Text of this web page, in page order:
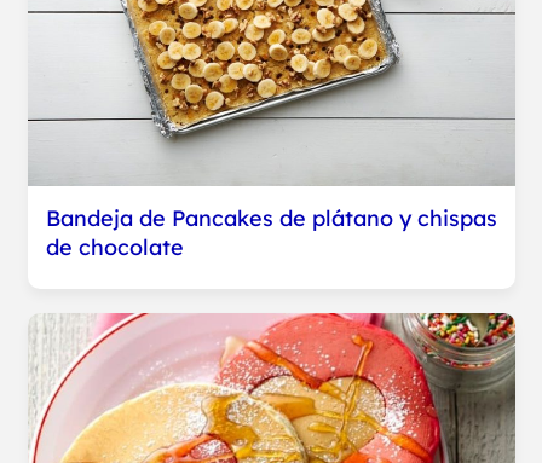
Bandeja de Pancakes de plátano y chispas
de chocolate